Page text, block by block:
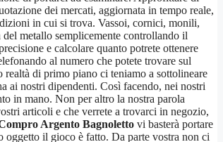
dei mercati, aggiornata in tempo reale,
in cui si trova. Vassoi, cornici, monili,
metallo semplicemente controllando il
e calcolare quanto potrete ottenere
al numero che potete trovare sul
di primo piano ci teniamo a sottolineare
ai nostri dipendenti. Così facendo, nei nostri
in mano. Non per altro la nostra parola
articoli e che verrete a trovarci in negozio,
Argento Bagnoletto vi basterà portare
il gioco è fatto. Da parte vostra non ci